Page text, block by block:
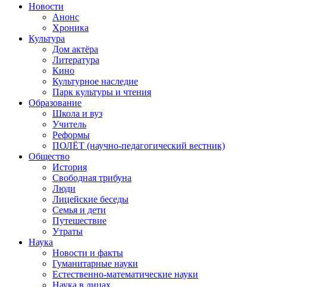
Новости
Анонс
Хроника
Культура
Дом актёра
Литература
Кино
Культурное наследие
Парк культуры и чтения
Образование
Школа и вуз
Учитель
Реформы
ПОЛЁТ (научно-педагогический вестник)
Общество
История
Свободная трибуна
Люди
Лицейские беседы
Семья и дети
Путешествие
Утраты
Наука
Новости и факты
Гуманитарные науки
Естественно-математические науки
Наука в лицах